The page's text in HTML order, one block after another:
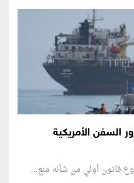
السفن الأمريكية
قانون ⁠أولي من شأنه منع...